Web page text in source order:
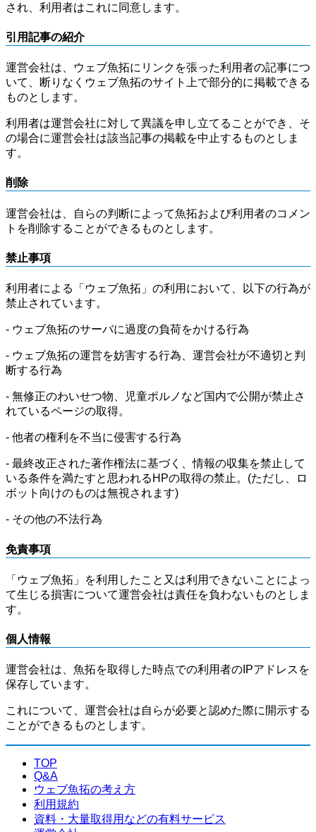
され、利用者はこれに同意します。
引用記事の紹介
運営会社は、ウェブ魚拓にリンクを張った利用者の記事につ
いて、断りなくウェブ魚拓のサイト上で部分的に掲載できる
ものとします。
利用者は運営会社に対して異議を申し立てることができ、そ
の場合に運営会社は該当記事の掲載を中止するものとしま
す。
削除
運営会社は、自らの判断によって魚拓および利用者のコメン
トを削除することができるものとします。
禁止事項
利用者による「ウェブ魚拓」の利用において、以下の行為が
禁止されています。
- ウェブ魚拓のサーバに過度の負荷をかける行為
- ウェブ魚拓の運営を妨害する行為、運営会社が不適切と判
断する行為
- 無修正のわいせつ物、児童ポルノなど国内で公開が禁止さ
れているページの取得。
- 他者の権利を不当に侵害する行為
- 最終改正された著作権法に基づく、情報の収集を禁止して
いる条件を満たすと思われるHPの取得の禁止。(ただし、ロ
ボット向けのものは無視されます)
- その他の不法行為
免責事項
「ウェブ魚拓」を利用したこと又は利用できないことによっ
て生じる損害について運営会社は責任を負わないものとしま
す。
個人情報
運営会社は、魚拓を取得した時点での利用者のIPアドレスを
保存しています。
これについて、運営会社は自らが必要と認めた際に開示する
ことができるものとします。
TOP
Q&A
ウェブ魚拓の考え方
利用規約
資料・大量取得用などの有料サービス